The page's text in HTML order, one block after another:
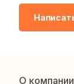
О компании